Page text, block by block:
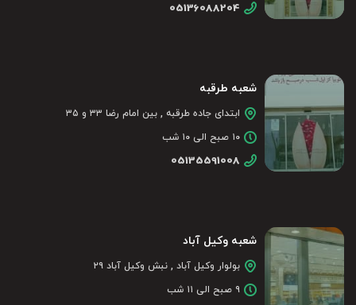
05136088204
شعبه طرقبه
ابتدای جاده طرقبه , بین امام رضا ۳۳ و ۳۵
۱۰ صبح الی ۱۰ شب
05135591008
شعبه وکیل آباد
بولوار وکیل آباد , نبش وکیل آباد ۲۹
۹ صبح الی ۱۱ شب